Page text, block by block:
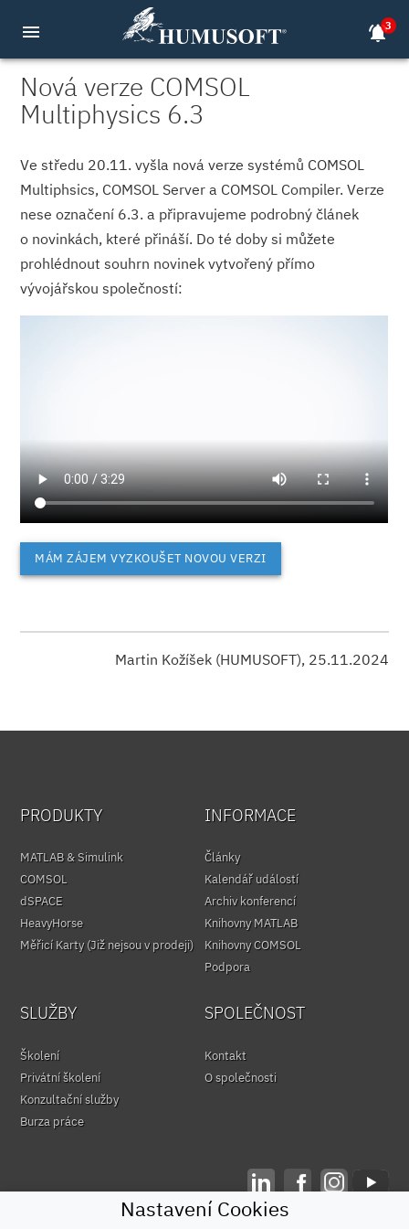
menu notifications_active3
Nová verze COMSOL
Multiphysics 6.3
Ve středu 20.11. vyšla nová verze systémů COMSOL
Multiphsics, COMSOL Server a COMSOL Compiler. Verze
nese označení 6.3. a připravujeme podrobný článek
o novinkách, které přináší. Do té doby si můžete
prohlédnout souhrn novinek vytvořený přímo
vývojářskou společností:
MÁM ZÁJEM VYZKOUŠET NOVOU VERZI
Martin Kožíšek (HUMUSOFT), 25.11.2024
Nastavení Cookies
PRODUKTY
MATLAB & Simulink
COMSOL
dSPACE
HeavyHorse
Měřicí Karty (Již nejsou v prodeji)
INFORMACE
Články
Kalendář událostí
Archiv konferencí
Knihovny MATLAB
Knihovny COMSOL
Podpora
SLUŽBY
Školení
Privátní školení
Konzultační služby
Burza práce
SPOLEČNOST
Kontakt
O společnosti